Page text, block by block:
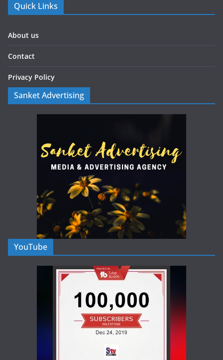
Quick Links
About us
Contact
Privacy Policy
Sanket Advertising
YouTube